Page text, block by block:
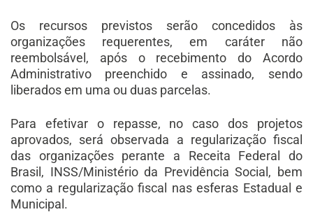
Os recursos previstos serão concedidos às
organizações requerentes, em caráter não
reembolsável, após o recebimento do Acordo
Administrativo preenchido e assinado, sendo
liberados em uma ou duas parcelas.
Para efetivar o repasse, no caso dos projetos
aprovados, será observada a regularização fiscal
das organizações perante a Receita Federal do
Brasil, INSS/Ministério da Previdência Social, bem
como a regularização fiscal nas esferas Estadual e
Municipal.